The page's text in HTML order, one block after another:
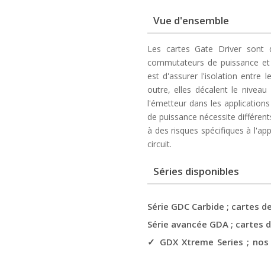
Vue d'ensemble
Les cartes Gate Driver sont
commutateurs de puissance
est d'assurer l'isolation entre
outre, elles décalent le
l'émetteur dans les
de puissance nécessite
à des risques spécifiques à
circuit.
Séries disponibles
Série GDC Carbide ; cartes
Série avancée GDA ;
✓ GDX Xtreme Series ;